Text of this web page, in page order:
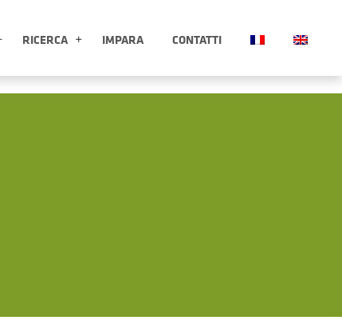
RICERCA IMPARA CONTATTI